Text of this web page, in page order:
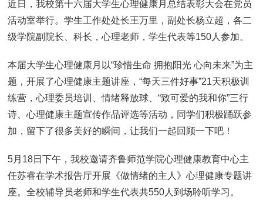
近日，我校第十六届大学生心理健康月总结表彰大会在党员
活动室举行。学生工作处处长王万里，副处长杨立超，各二
级学院副院长、科长，心理老师，学生代表等150人参加。
本届大学生心理健康月以“珍惜生命 拥抱阳光 心向未来”为主
题，开展了心理健康主题讲座，“每天三件好事”21天积极训
练营，心理委员培训、情绪释放球、“致可爱的我和你”三行
诗、心理健康主题宣传作品评选等活动，同学们积极踊跃参
加，留下了很多美好的瞬间，让我们一起回顾一下吧！
5月18日下午，我校邀请齐鲁师范学院心理健康教育中心主
任苏睿在学术报告厅开展《做情绪的主人》心理健康专题讲
座。全校辅导员老师和学生代表共550人到场聆听学习。